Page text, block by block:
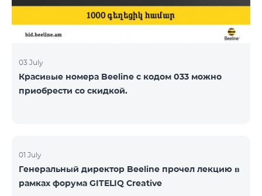
03 July
Красивые номера Beeline с кодом 033 можно
приобрести со скидкой.
01 July
Генеральный директор Beeline прочел лекцию в
рамках форума GITELIQ Creative